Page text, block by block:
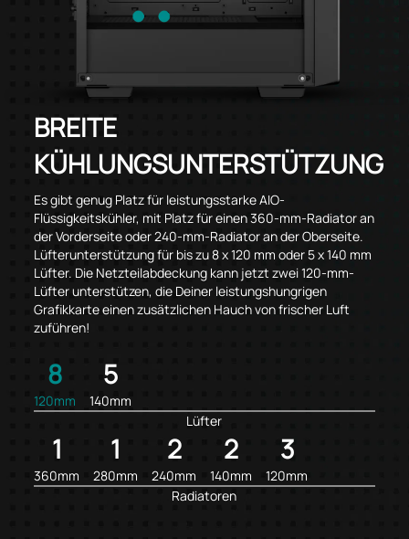
BREITE
KÜHLUNGSUNTERSTÜTZUNG
Es gibt genug Platz für leistungsstarke AIO-
Flüssigkeitskühler, mit Platz für einen 360-mm-Radiator an
der Vorderseite oder 240-mm-Radiator an der Oberseite.
Lüfterunterstützung für bis zu 8 x 120 mm oder 5 x 140 mm
Lüfter. Die Netzteilabdeckung kann jetzt zwei 120-mm-
Lüfter unterstützen, die Deiner leistungshungrigen
Grafikkarte einen zusätzlichen Hauch von frischer Luft
zuführen!
8
120mm
5
140mm
Lüfter
1
360mm
1
280mm
2
240mm
2
140mm
3
120mm
Radiatoren